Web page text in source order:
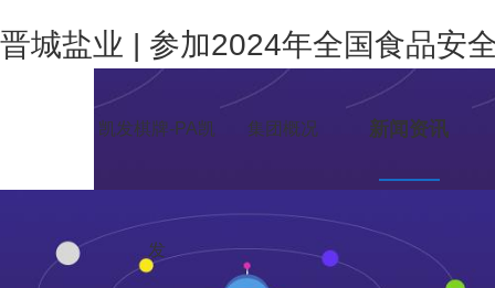
晋城盐业 | 参加2024年全国食品安
凯发棋牌-PA凯
发
集团概况 新闻资讯